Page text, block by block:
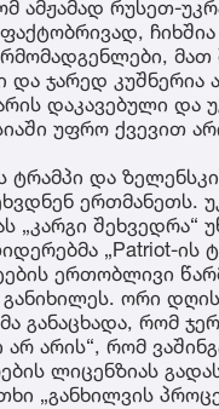
ამჟამად რუსეთ-
და ჯარედ კუშნერია
დაკავებული და
უფრო ქვევით
და ზელენსკი
ერთმანეთს.
„კარგი შეხვედრა“
„Patriot-ის
ერთობლივი
განიხილეს. ორი
განაცხადა, რომ ჯერ
არის“, რომ
ლიცენზიას
„განხილვის